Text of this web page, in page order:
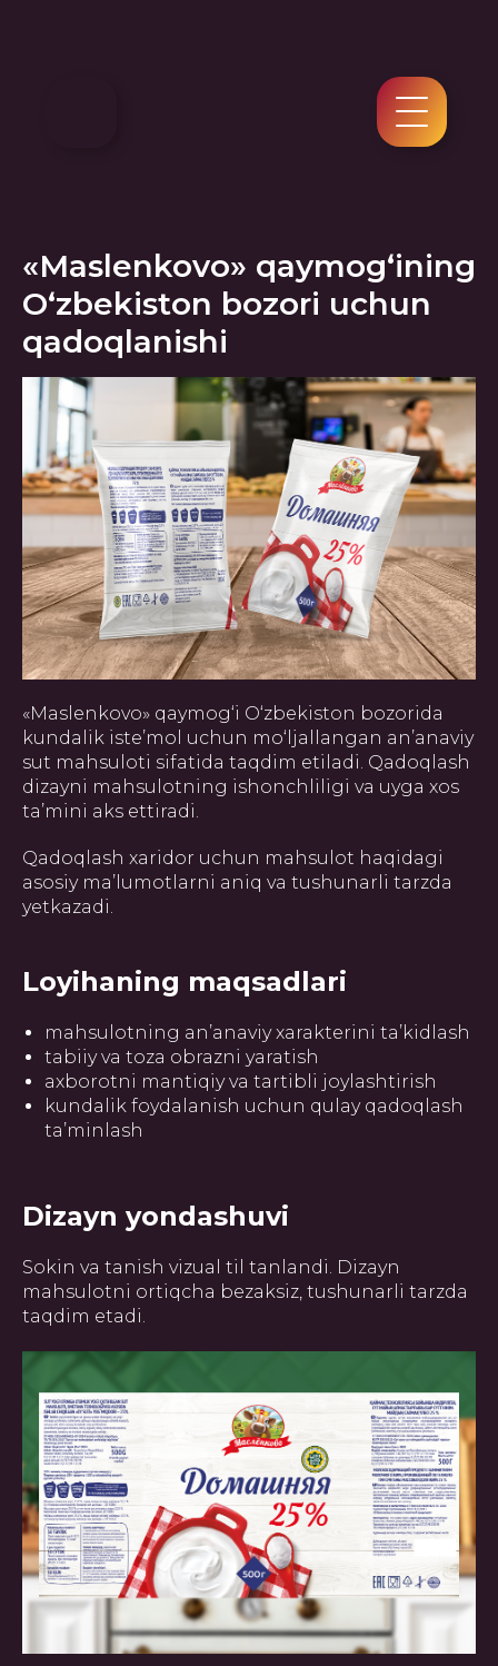
«Maslenkovo» qaymog‘ining
O‘zbekiston bozori uchun
qadoqlanishi
«Maslenkovo» qaymog‘i O‘zbekiston bozorida
kundalik iste’mol uchun mo‘ljallangan an’anaviy
sut mahsuloti sifatida taqdim etiladi. Qadoqlash
dizayni mahsulotning ishonchliligi va uyga xos
ta’mini aks ettiradi.
Qadoqlash xaridor uchun mahsulot haqidagi
asosiy ma’lumotlarni aniq va tushunarli tarzda
yetkazadi.
Loyihaning maqsadlari
mahsulotning an’anaviy xarakterini ta’kidlash
tabiiy va toza obrazni yaratish
axborotni mantiqiy va tartibli joylashtirish
kundalik foydalanish uchun qulay qadoqlash
ta’minlash
Dizayn yondashuvi
Sokin va tanish vizual til tanlandi. Dizayn
mahsulotni ortiqcha bezaksiz, tushunarli tarzda
taqdim etadi.